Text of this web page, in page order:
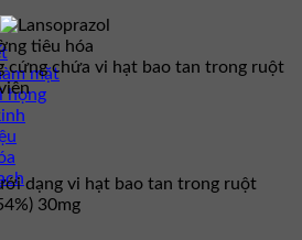
mặt
họng
tiêu hóa
cứng chứa vi hạt bao tan trong ruột
dạng vi hạt bao tan trong ruột
30mg